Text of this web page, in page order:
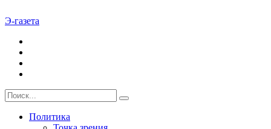
Э-газета
Политика